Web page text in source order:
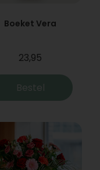
Boeket Vera
23,95
Bestel